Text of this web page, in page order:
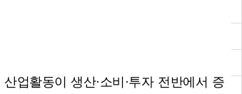
업활동이 생산·소비·투자 전반에서 증